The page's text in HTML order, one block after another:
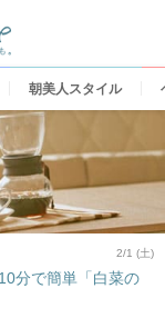
朝美人スタイル
2/1 (土)
分で簡単「白菜の